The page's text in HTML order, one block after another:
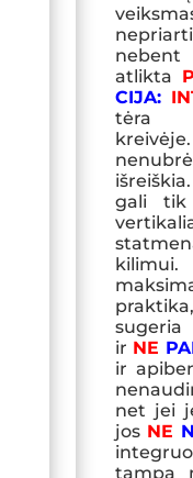
atlikta
CIJA:
tėra
gali tik
sugeria
ir NE
ir
net jei
jos NE
tampa